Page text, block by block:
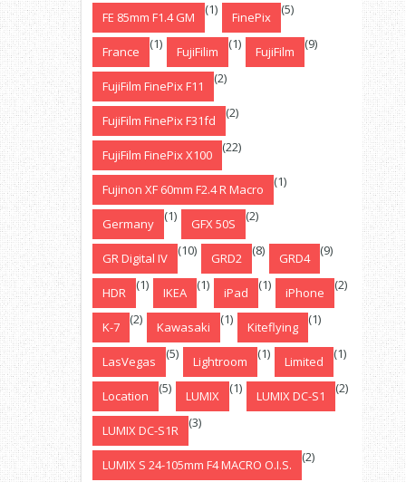
FE 85mm F1.4 GM (1) FinePix (5)
France (1) FujiFilim (1) FujiFilm (9)
FujiFilm FinePix F11 (2)
FujiFilm FinePix F31fd (2)
FujiFilm FinePix X100 (22)
Fujinon XF 60mm F2.4 R Macro (1)
Germany (1) GFX 50S (2)
GR Digital IV (10) GRD2 (8) GRD4 (9)
HDR (1) IKEA (1) iPad (1) iPhone (2)
K-7 (2) Kawasaki (1) Kiteflying (1)
LasVegas (5) Lightroom (1) Limited (1)
Location (5) LUMIX (1) LUMIX DC-S1 (2)
LUMIX DC-S1R (3)
LUMIX S 24-105mm F4 MACRO O.I.S. (2)